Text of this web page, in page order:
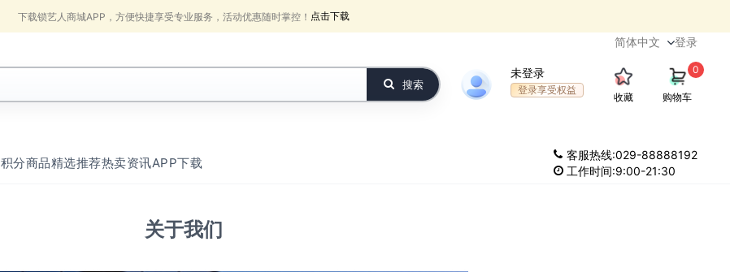
下载锁艺人商城APP，方便快捷享受专业服务，活动优惠随时掌控！ 点击下载
登录
搜索
未登录
登录享受权益
收藏 购物车
0
积分商品精选推荐热卖资讯APP下载
客服热线:029-88888192
工作时间:9:00-21:30
关于我们